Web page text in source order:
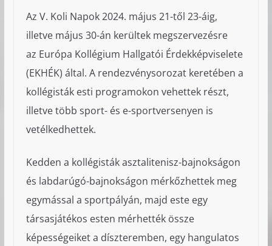
Az V. Koli Napok 2024. május 21-től 23-áig,
illetve május 30-án kerültek megszervezésre
az Európa Kollégium Hallgatói Érdekképviselete
(EKHÉK) által. A rendezvénysorozat keretében a
kollégisták esti programokon vehettek részt,
illetve több sport- és e-sportversenyen is
vetélkedhettek.
Kedden a kollégisták asztalitenisz-bajnokságon
és labdarúgó-bajnokságon mérkőzhettek meg
egymással a sportpályán, majd este egy
társasjátékos esten mérhették össze
képességeiket a díszteremben, egy hangulatos